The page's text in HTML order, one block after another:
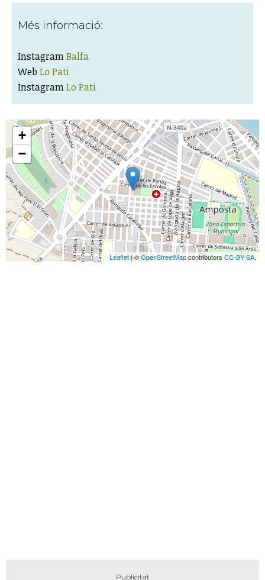
Més informació:
InstagramBalfa
Web Lo Pati
InstagramLo Pati
+
−
Leaflet| ©OpenStreetMapcontributors CC-BY-SA,